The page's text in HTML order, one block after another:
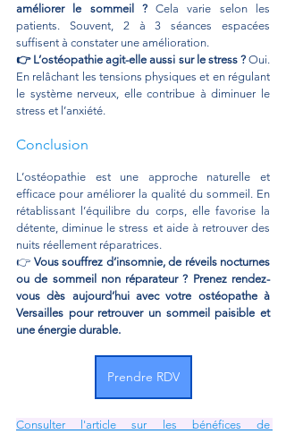
améliorer le sommeil ? Cela varie selon les
patients. Souvent, 2 à 3 séances espacées
suffisent à constater une amélioration.
👉 L’ostéopathie agit-elle aussi sur le stress ? Oui.
En relâchant les tensions physiques et en régulant
le système nerveux, elle contribue à diminuer le
stress et l’anxiété.
Conclusion
L’ostéopathie est une approche naturelle et
efficace pour améliorer la qualité du sommeil. En
rétablissant l’équilibre du corps, elle favorise la
détente, diminue le stress et aide à retrouver des
nuits réellement réparatrices.
👉 Vous souffrez d’insomnie, de réveils nocturnes
ou de sommeil non réparateur ? Prenez rendez-
vous dès aujourd’hui avec votre ostéopathe à
Versailles pour retrouver un sommeil paisible et
une énergie durable.
Prendre RDV
Consulter l'article sur les bénéfices de